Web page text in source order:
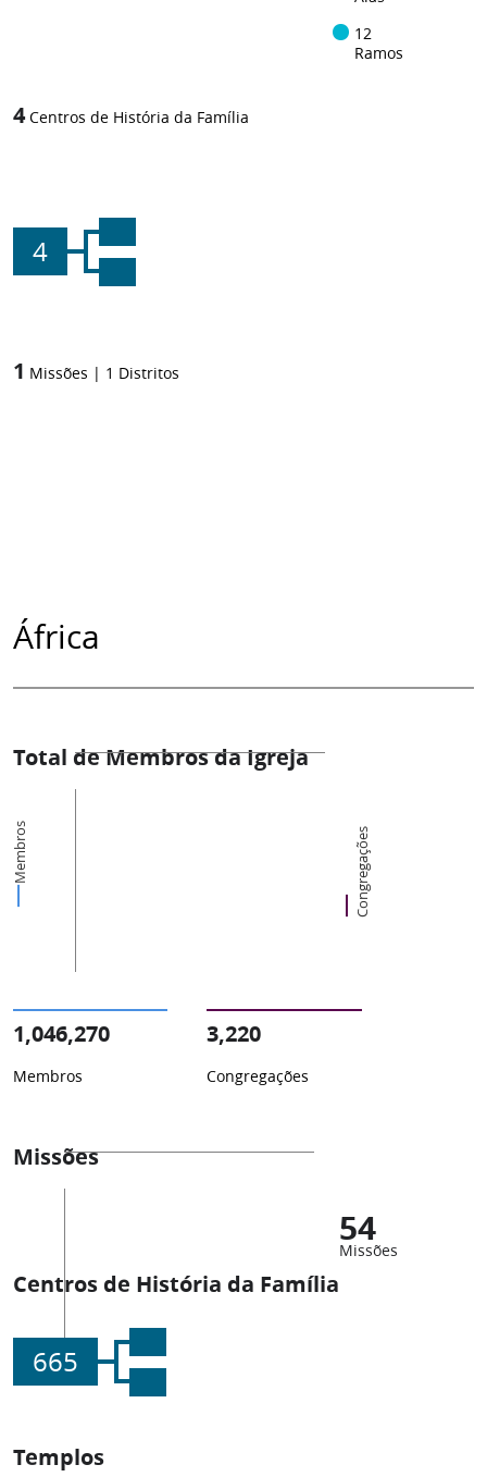
12
Ramos
4 Centros de História da Família
4
1 Missões | 1 Distritos
África
Total de Membros da Igreja
Membros Congregações
1,046,270
Membros
3,220
Congregações
Missões
54
Missões
Centros de História da Família
665
Templos